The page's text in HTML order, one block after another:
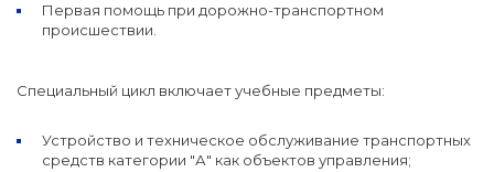
Первая помощь при дорожно-транспортном
происшествии.
Специальный цикл включает учебные предметы:
Устройство и техническое обслуживание транспортных
средств категории "А" как объектов управления;